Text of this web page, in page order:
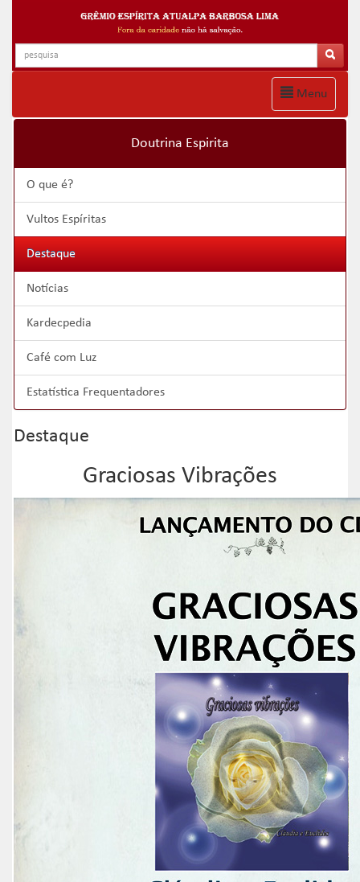
Menu
Doutrina Espirita
O que é?
Vultos Espíritas
Destaque
Notícias
Kardecpedia
Café com Luz
Estatística Frequentadores
Destaque
Graciosas Vibrações